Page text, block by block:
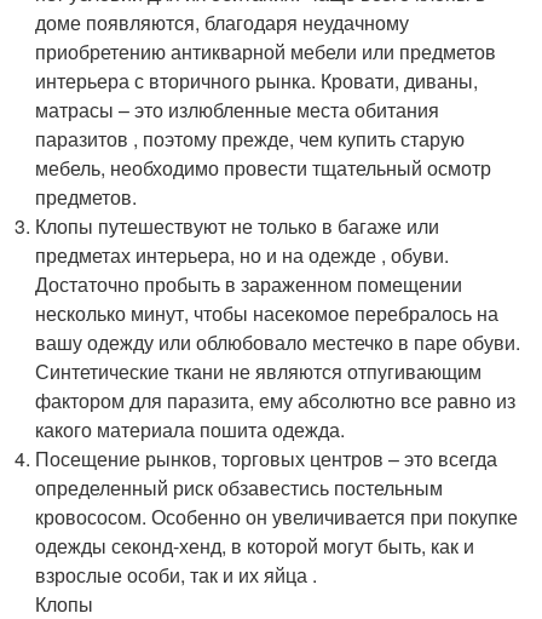
доме появляются, благодаря неудачному
приобретению антикварной мебели или предметов
интерьера с вторичного рынка. Кровати, диваны,
матрасы – это излюбленные места обитания
паразитов , поэтому прежде, чем купить старую
мебель, необходимо провести тщательный осмотр
предметов.
Клопы путешествуют не только в багаже или
предметах интерьера, но и на одежде , обуви.
Достаточно пробыть в зараженном помещении
несколько минут, чтобы насекомое перебралось на
вашу одежду или облюбовало местечко в паре обуви.
Синтетические ткани не являются отпугивающим
фактором для паразита, ему абсолютно все равно из
какого материала пошита одежда.
Посещение рынков, торговых центров – это всегда
определенный риск обзавестись постельным
кровососом. Особенно он увеличивается при покупке
одежды секонд-хенд, в которой могут быть, как и
взрослые особи, так и их яйца .
Клопы